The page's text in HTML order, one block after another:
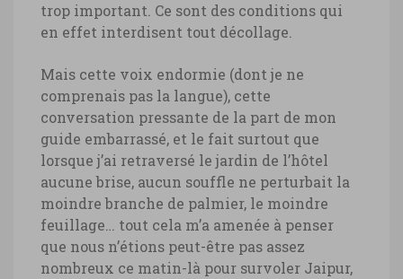
trop important. Ce sont des conditions qui
en effet interdisent tout décollage.
Mais cette voix endormie (dont je ne
comprenais pas la langue), cette
conversation pressante de la part de mon
guide embarrassé, et le fait surtout que
lorsque j’ai retraversé le jardin de l’hôtel
aucune brise, aucun souffle ne perturbait la
moindre branche de palmier, le moindre
feuillage… tout cela m’a amenée à penser
que nous n’étions peut-être pas assez
nombreux ce matin-là pour survoler Jaipur,